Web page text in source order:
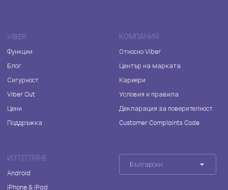
VIBER
Функции
Блог
Сигурност
Viber Out
Цени
Поддръжка
КОМПАНИЯ
Относно Viber
Център на марката
Кариери
Условия и правила
Декларация за поверителност
Customer Complaints Code
ИЗТЕГЛЯНЕ
Android
iPhone & iPad
Български